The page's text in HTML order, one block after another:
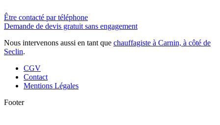
Être contacté par téléphone
Demande de devis gratuit sans engagement
Nous intervenons aussi en tant que chauffagiste à Carnin, à côté de
Seclin.
CGV
Contact
Mentions Légales
Footer